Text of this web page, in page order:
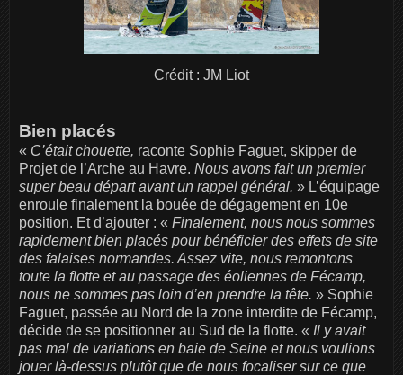
Crédit : JM Liot
Bien placés
« C’était chouette, raconte Sophie Faguet, skipper de
Projet de l’Arche au Havre. Nous avons fait un premier
super beau départ avant un rappel général. » L’équipage
enroule finalement la bouée de dégagement en 10e
position. Et d’ajouter : « Finalement, nous nous sommes
rapidement bien placés pour bénéficier des effets de site
des falaises normandes. Assez vite, nous remontons
toute la flotte et au passage des éoliennes de Fécamp,
nous ne sommes pas loin d’en prendre la tête. » Sophie
Faguet, passée au Nord de la zone interdite de Fécamp,
décide de se positionner au Sud de la flotte. « Il y avait
pas mal de variations en baie de Seine et nous voulions
jouer là-dessus plutôt que de nous focaliser sur ce que